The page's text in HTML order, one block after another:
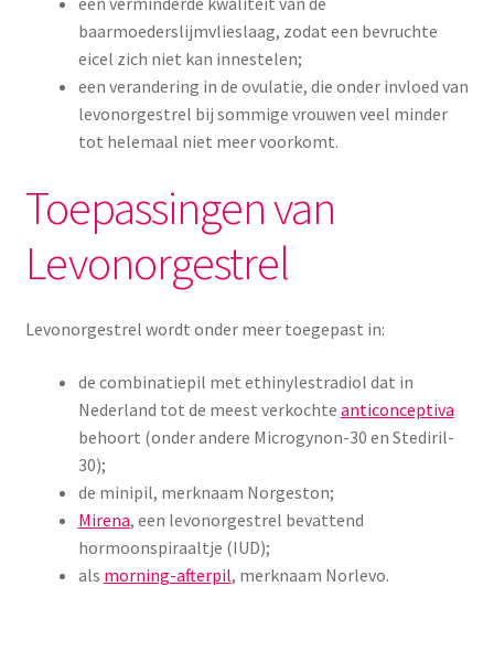
Verzorgingsproducten
Wasbaar maandverband
Wasbare zoogcompressen
Oefenbroekjes – zindelijkheidstraining
Yoni eggs
Diverse
Contact
baarmoederslijmvlieslaag, zodat een bevruchte
eicel zich niet kan innestelen;
een verandering in de ovulatie, die onder invloed van
levonorgestrel bij sommige vrouwen veel minder
tot helemaal niet meer voorkomt.
Toepassingen van
Levonorgestrel
Levonorgestrel wordt onder meer toegepast in:
de combinatiepil met ethinylestradiol dat in
Nederland tot de meest verkochte anticonceptiva
behoort (onder andere Microgynon-30 en Stediril-
30);
de minipil, merknaam Norgeston;
Mirena, een levonorgestrel bevattend
hormoonspiraaltje (IUD);
als morning-afterpil, merknaam Norlevo.